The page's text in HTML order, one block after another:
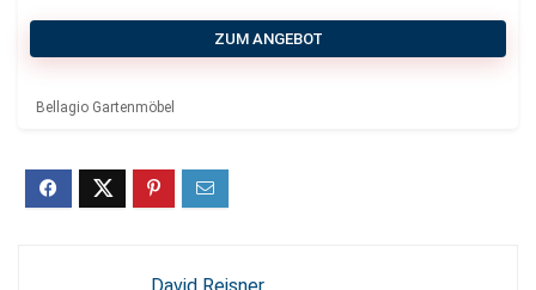
ZUM ANGEBOT
Bellagio Gartenmöbel